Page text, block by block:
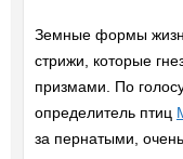
Земные формы
стрижи, которые
призмами. По
определитель птиц
за пернатыми,